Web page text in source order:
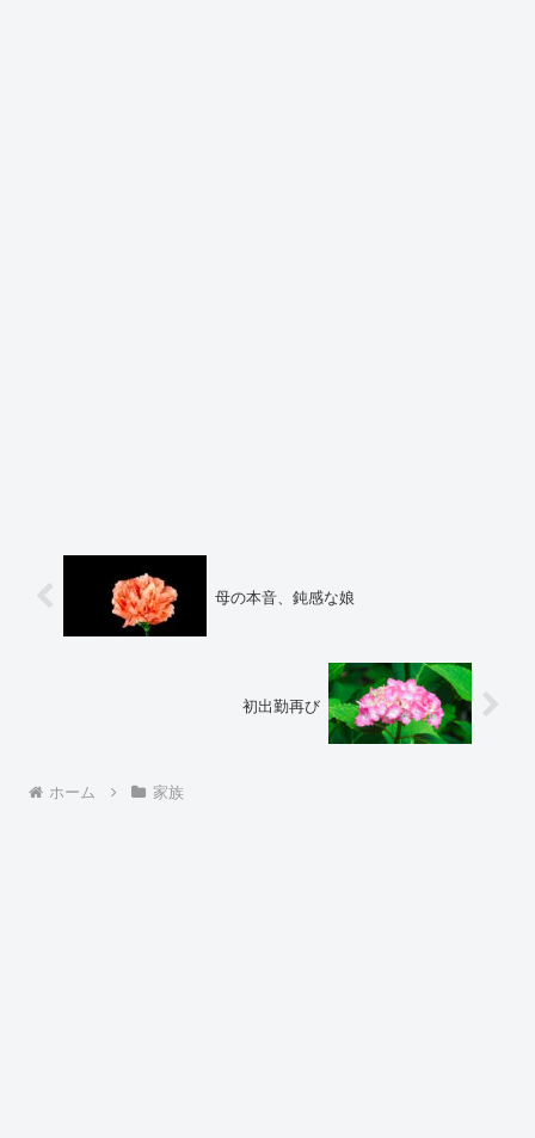
母の本音、鈍感な娘
初出勤再び
ホーム 家族